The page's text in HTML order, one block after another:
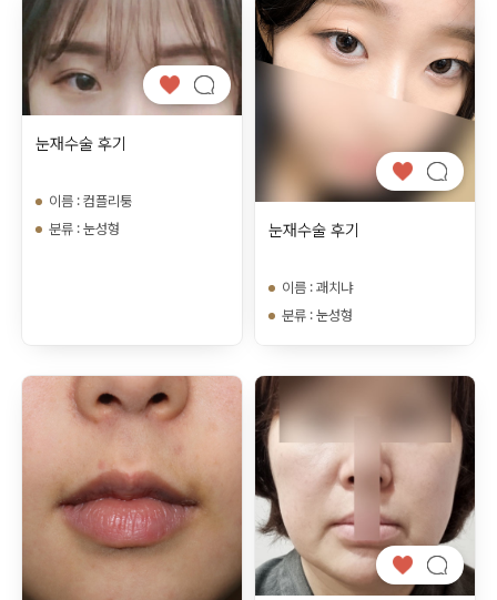
눈재수술 후기
이름 : 컴플리퉁
분류 : 눈성형 눈재수술 후기
이름 : 괘치냐
분류 : 눈성형